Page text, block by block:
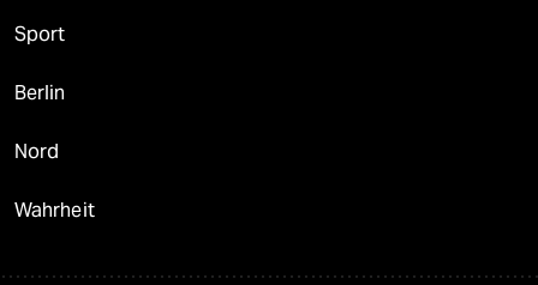
Sport
Berlin
Nord
Wahrheit